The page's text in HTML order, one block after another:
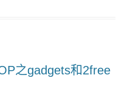
之gadgets和2free